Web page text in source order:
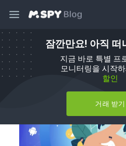
잠깐만요! 아직 떠
지금 바로 특별 프
모니터링을 시작
할인
거래 받기
방법